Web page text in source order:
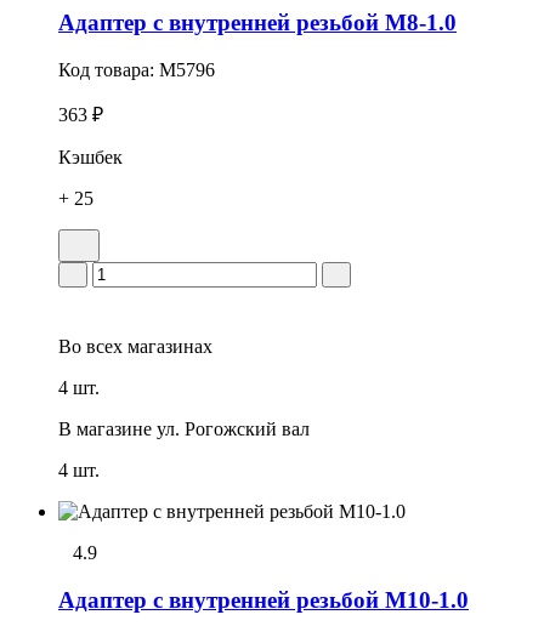
Адаптер с внутренней резьбой M8-1.0
Код товара: M5796
363 ₽
Кэшбек
+ 25
Во всех магазинах
4 шт.
В магазине ул. Рогожский вал
4 шт.
4.9
Адаптер с внутренней резьбой М10-1.0